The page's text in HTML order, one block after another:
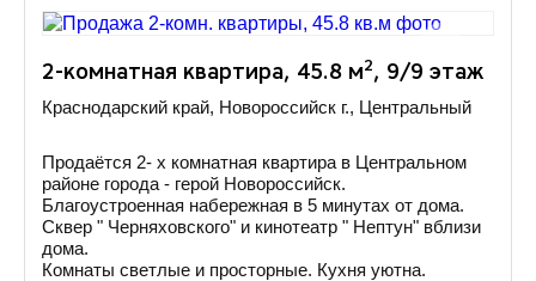
2-комнатная квартира, 45.8 м2, 9/9 этаж
Краснодарский край, Новороссийск г., Центральный
Продаётся 2- х комнатная квартира в Центральном
районе города - герой Новороссийск.
Благоустроенная набережная в 5 минутах от дома.
Сквер " Черняховского" и кинотеатр " Нептун" вблизи
дома.
Комнаты светлые и просторные. Кухня уютна.